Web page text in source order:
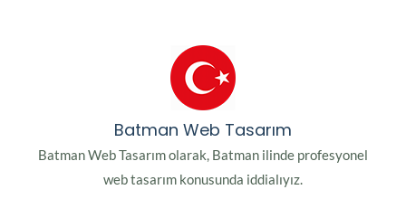
Batman Web Tasarım
Batman Web Tasarım olarak, Batman ilinde profesyonel
web tasarım konusunda iddialıyız.